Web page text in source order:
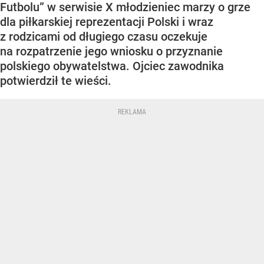
Futbolu” w serwisie X młodzieniec marzy o grze
dla piłkarskiej reprezentacji Polski i wraz
z rodzicami od długiego czasu oczekuje
na rozpatrzenie jego wniosku o przyznanie
polskiego obywatelstwa. Ojciec zawodnika
potwierdził te wieści.